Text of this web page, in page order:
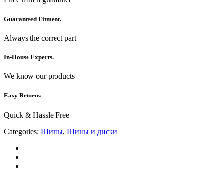
Guaranteed Fitment.
Always the correct part
In-House Experts.
We know our products
Easy Returns.
Quick & Hassle Free
Categories: Шины, Шины и диски